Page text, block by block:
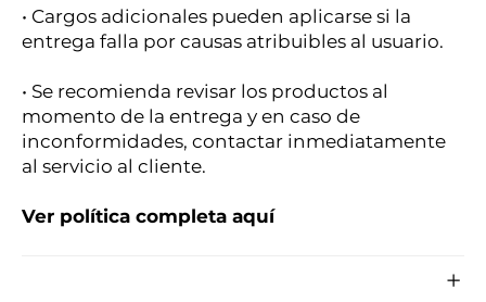
• Cargos adicionales pueden aplicarse si la
entrega falla por causas atribuibles al usuario.
• Se recomienda revisar los productos al
momento de la entrega y en caso de
inconformidades, contactar inmediatamente
al servicio al cliente.
Ver política completa aquí